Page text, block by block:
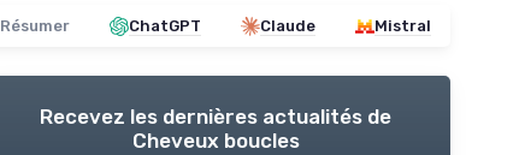
Résumer ChatGPT Claude Mistral
Recevez les dernières actualités de
Cheveux boucles